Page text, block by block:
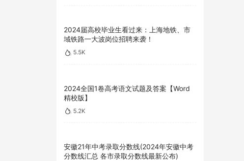
2024届高校毕业生看过来：上海地铁、市
域铁路一大波岗位招聘来袭！
5.5K
2024全国1卷高考语文试题及答案【Word
精校版】
5.2K
安徽21年中考录取分数线(2024年安徽中考
分数线汇总 各市录取分数线最新公布)